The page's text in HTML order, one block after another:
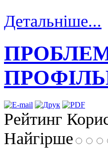
Детальніше...
Рейтинг
Найгірше